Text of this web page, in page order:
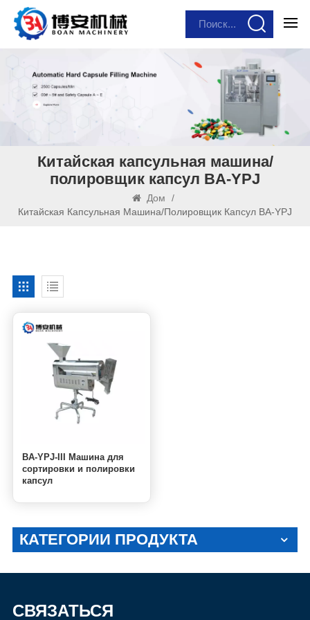
Китайская капсульная машина/
полировщик капсул BA-YPJ
Дом
/
Китайская Капсульная Машина/полировщик Капсул BA-YPJ
BA-YPJ-III Машина для
сортировки и полировки
капсул
КАТЕГОРИИ ПРОДУКТА
СВЯЗАТЬСЯ